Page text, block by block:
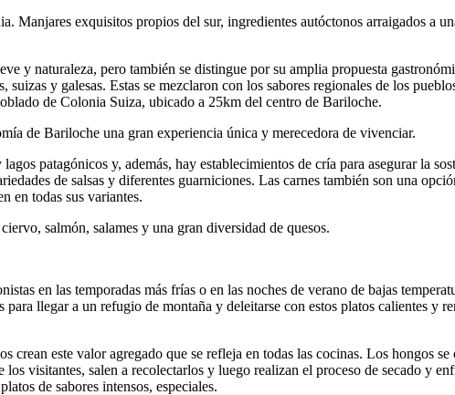
Manjares exquisitos propios del sur, ingredientes autóctonos arraigados a
y naturaleza, pero también se distingue por su amplia propuesta
y galesas. Estas se mezclaron con los sabores regionales de los
de Colonia Suiza, ubicado a 25km del centro de Bariloche.
de Bariloche una gran experiencia única y merecedora de vivenciar.
patagónicos y, además, hay establecimientos de cría para asegurar la
de salsas y diferentes guarniciones. Las carnes también son una
en todas sus variantes.
salmón, salames y una gran diversidad de quesos.
en las temporadas más frías o en las noches de verano de bajas
llegar a un refugio de montaña y deleitarse con estos platos calientes y
este valor agregado que se refleja en todas las cocinas. Los hongos
visitantes, salen a recolectarlos y luego realizan el proceso de secado y
de sabores intensos, especiales.